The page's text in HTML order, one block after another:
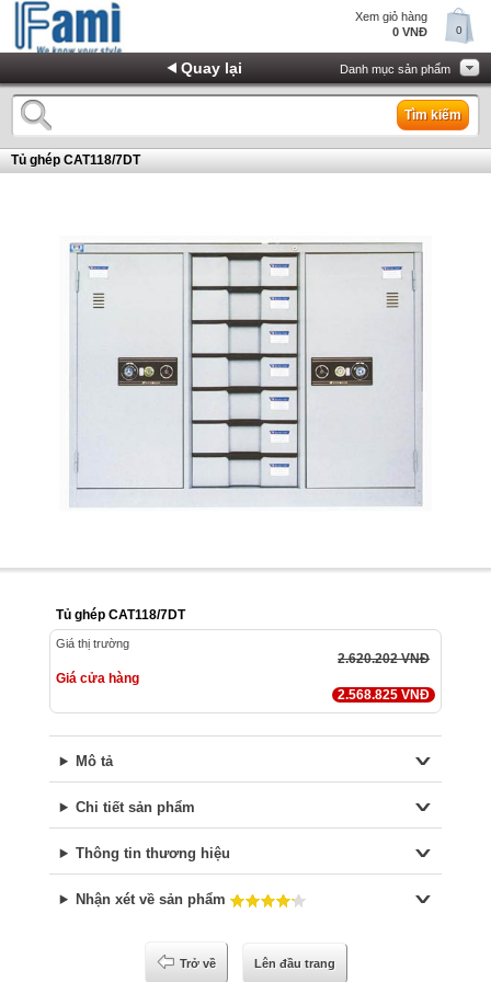
Xem giỏ hàng
0 VNĐ
0
Quay lại Danh mục sản phẩm
Tìm kiếm
Tủ ghép CAT118/7DT
Tủ ghép CAT118/7DT
Giá thị trường
2.620.202 VNĐ
Giá cửa hàng
2.568.825 VNĐ
Mô tả
Chi tiết sản phẩm
Thông tin thương hiệu
Nhận xét về sản phẩm
Trở về Lên đầu trang